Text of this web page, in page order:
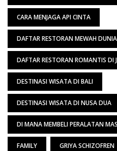
CARA MENJAGA API CINTA
DAFTAR RESTORAN MEWAH DUNIA
DAFTAR RESTORAN ROMANTIS DI
DESTINASI WISATA DI BALI
DESTINASI WISATA DI NUSA DUA
DI MANA MEMBELI PERALATAN
FAMILY GRIYA SCHIZOFREN